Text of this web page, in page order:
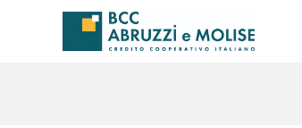
Salta al contenuto principale